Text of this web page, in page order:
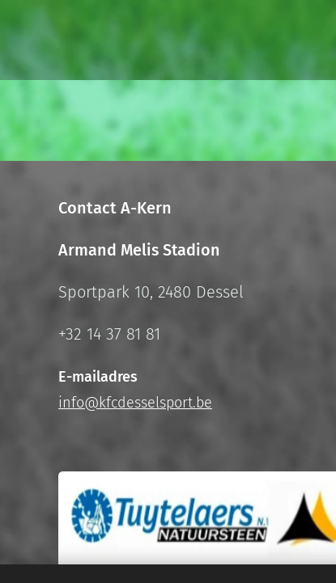
Contact A-Kern
Armand Melis Stadion
Sportpark 10, 2480 Dessel
+32 14 37 81 81
E-mailadres
info@kfcdesselsport.be